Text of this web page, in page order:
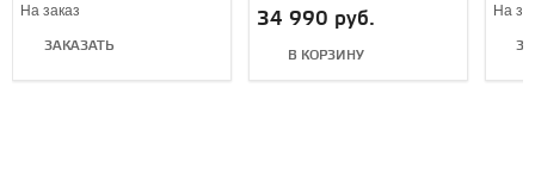
Edition
На заказ
ЗАКАЗАТЬ
34 990 руб.
В КОРЗИНУ
На